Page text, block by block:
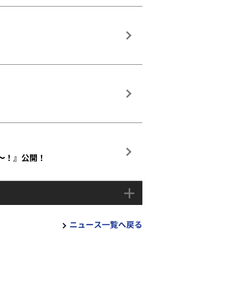
』公開！
ニュース一覧へ戻る